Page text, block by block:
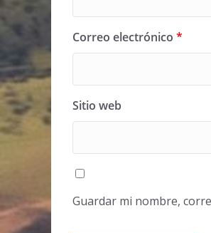
Correo electrónico *
Sitio web
Guardar mi nombre,